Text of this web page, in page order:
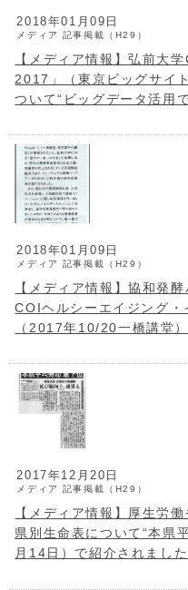
2018年01月09日
メディア 記事掲載（H29）
【メディア情報】弘前大
2017」（東京ビッグサイ
ついて“ビッグデータ活用
2018年01月09日
メディア 記事掲載（H29）
【メディア情報】協和発
COIヘルシーエイジング・
（2017年10/20一橋講堂
2017年12月20日
メディア 記事掲載（H29）
【メディア情報】厚生労
県別生命表について“本県
月14日）で紹介されました